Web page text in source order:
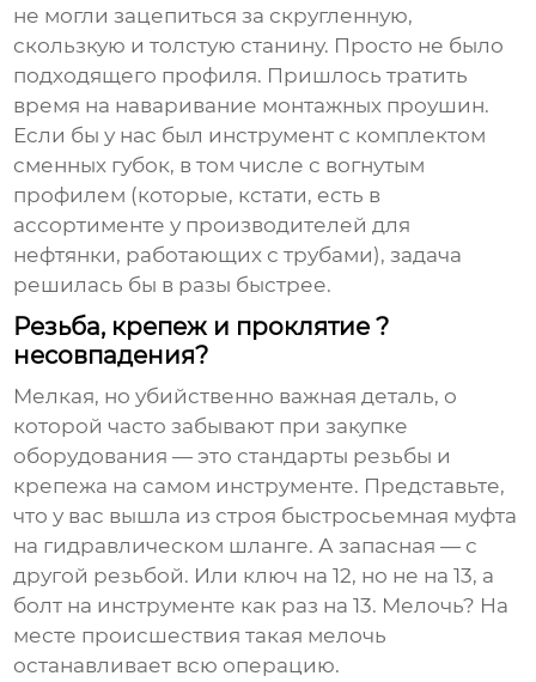
не могли зацепиться за скругленную,
скользкую и толстую станину. Просто не было
подходящего профиля. Пришлось тратить
время на наваривание монтажных проушин.
Если бы у нас был инструмент с комплектом
сменных губок, в том числе с вогнутым
профилем (которые, кстати, есть в
ассортименте у производителей для
нефтянки, работающих с трубами), задача
решилась бы в разы быстрее.
Резьба, крепеж и проклятие ?
несовпадения?
Мелкая, но убийственно важная деталь, о
которой часто забывают при закупке
оборудования — это стандарты резьбы и
крепежа на самом инструменте. Представьте,
что у вас вышла из строя быстросьемная муфта
на гидравлическом шланге. А запасная — с
другой резьбой. Или ключ на 12, но не на 13, а
болт на инструменте как раз на 13. Мелочь? На
месте происшествия такая мелочь
останавливает всю операцию.